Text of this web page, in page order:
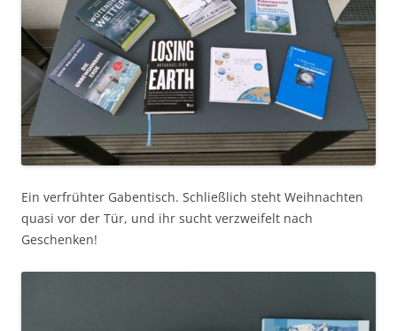
Ein verfrühter Gabentisch. Schließlich steht Weihnachten
quasi vor der Tür, und ihr sucht verzweifelt nach
Geschenken!